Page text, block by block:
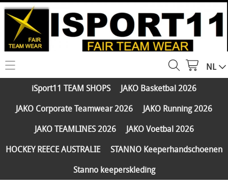
HOME
WEBSHOP
JAKO Running 2026
PARTNERS
NL
iSport11 TEAM SHOPS
JAKO Basketbal 2026
JAKO Corporate Teamwear 2026
JAKO Running 2026
JAKO TEAMLINES 2026
JAKO Voetbal 2026
HOCKEY REECE AUSTRALIE
STANNO Keeperhandschoenen
Stanno keeperskleding